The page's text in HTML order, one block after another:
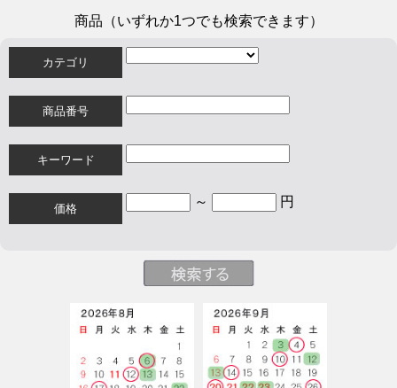
商品（いずれか1つでも検索できます）
カテゴリ
商品番号
キーワード
価格 ～ 円